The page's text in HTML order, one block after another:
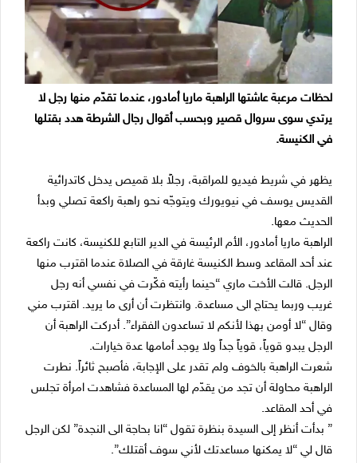
لحظات مرعبة عاشتها الراهبة ماريا أمادور، عندما تقدّم منها رجل لا
يرتدي سوى سروال قصير وبحسب أقوال رجال الشرطة هدد بقتلها
في الكنيسة.
يظهر في شريط فيديو للمراقبة، رجلاً بلا قميص يدخل كاتدرائية
القديس يوسف في نيويورك ويتوجّه نحو راهبة راكعة تصلي وبدأ
الحديث معها.
الراهبة ماريا أمادور، الأم الرئيسة في الدير التابع للكنيسة، كانت راكعة
عند أحد المقاعد وسط الكنيسة غارقة في الصلاة عندما اقترب منها
الرجل. قالت الأخت ماري “حينما رأيته فكّرت في نفسي أنه رجل
غريب وربما يحتاج الى مساعدة. وانتظرت أن أرى ما يريد. اقترب مني
وقال “لا أومن بهذا لأنكم لا تساعدون الفقراء”. أدركت الراهبة أن
الرجل يبدو قوياً، قوياً جداً ولا يوجد أمامها عدة خيارات.
شعرت الراهبة بالخوف ولم تقدر على الإجابة، فأصبح ثائراً. نطرت
الراهبة محاولة أن تجد من يقدّم لها المساعدة فشاهدت امرأة تجلس
في أحد المقاعد.
” بدأت أنظر إلى السيدة بنظرة تقول “انا بحاجة الى النجدة” لكن الرجل
قال لي “لا يمكنها مساعدتك لأني سوف أقتلك”.